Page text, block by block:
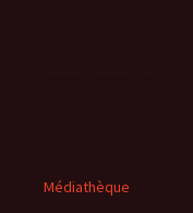
Médiathèque